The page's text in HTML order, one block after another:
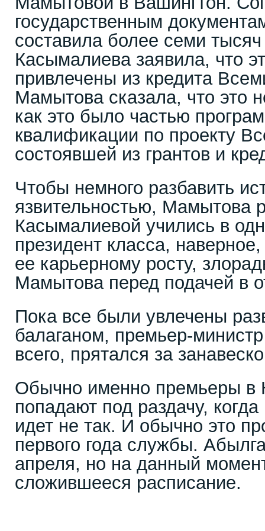
государственным
составила более семи
Касымалиева заявила, что
привлечены из кредита
Мамытова сказала, что это
как это было частью
квалификации по проекту
состоявшей из грантов и
Чтобы немного разбавить
язвительностью, Мамытова
Касымалиевой учились в
президент класса,
ее карьерному росту,
Мамытова перед подачей в
Пока все были увлечены
балаганом, премьер-
всего, прятался за
Обычно именно премьеры в
попадают под раздачу, когда
идет не так. И обычно это
первого года службы.
апреля, но на данный
сложившееся расписание.